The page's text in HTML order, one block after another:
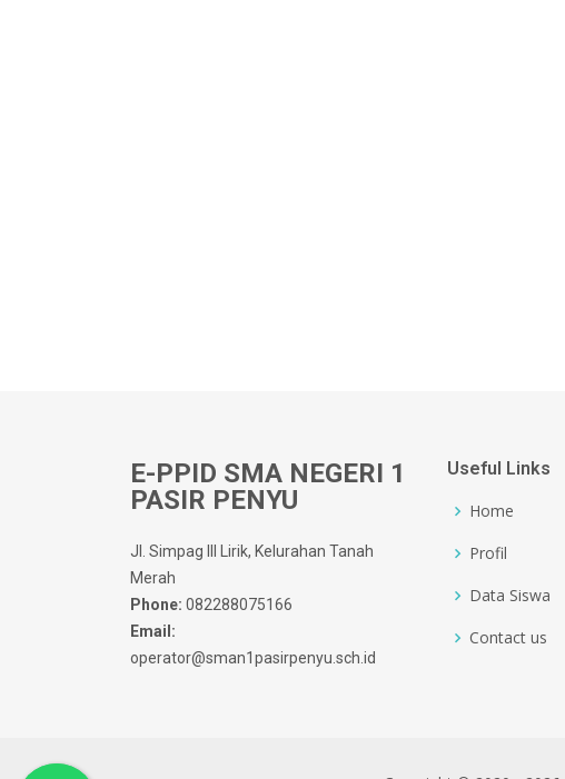
E-PPID SMA NEGERI 1
PASIR PENYU
Jl. Simpag III Lirik, Kelurahan Tanah
Merah
Phone: 082288075166
Email:
operator@sman1pasirpenyu.sch.id
Useful Links
Home
Profil
Data Siswa
Contact us